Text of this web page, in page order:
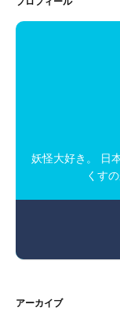
妖怪大好き。 日
くす
アーカイブ